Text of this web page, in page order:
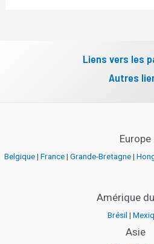
Liens vers les
Autres
Europe
Belgique| France| Grande-Bretagne|
Amérique
Brésil |
Asie